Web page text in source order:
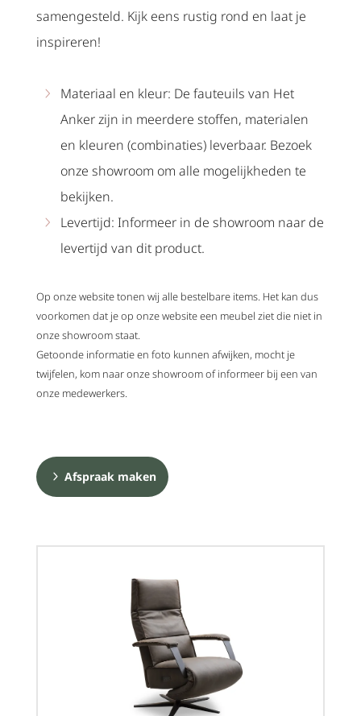
samengesteld. Kijk eens rustig rond en laat je
inspireren!
Materiaal en kleur: De fauteuils van Het
Anker zijn in meerdere stoffen, materialen
en kleuren (combinaties) leverbaar. Bezoek
onze showroom om alle mogelijkheden te
bekijken.
Levertijd: Informeer in de showroom naar de
levertijd van dit product.
Op onze website tonen wij alle bestelbare items. Het kan dus
voorkomen dat je op onze website een meubel ziet die niet in
onze showroom staat.
Getoonde informatie en foto kunnen afwijken, mocht je
twijfelen, kom naar onze showroom of informeer bij een van
onze medewerkers.
Afspraak maken